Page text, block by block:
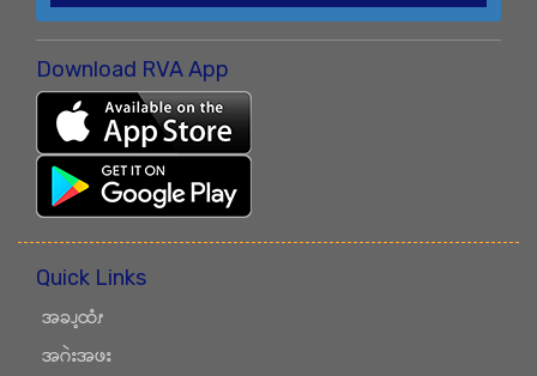
Download RVA App
Quick Links
အခၪ့ထံၭ
အဂဲးအဖး